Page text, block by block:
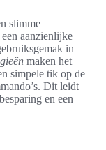
slimme
aanzienlijke
in
maken het
simpele tik op de
Dit leidt
en een